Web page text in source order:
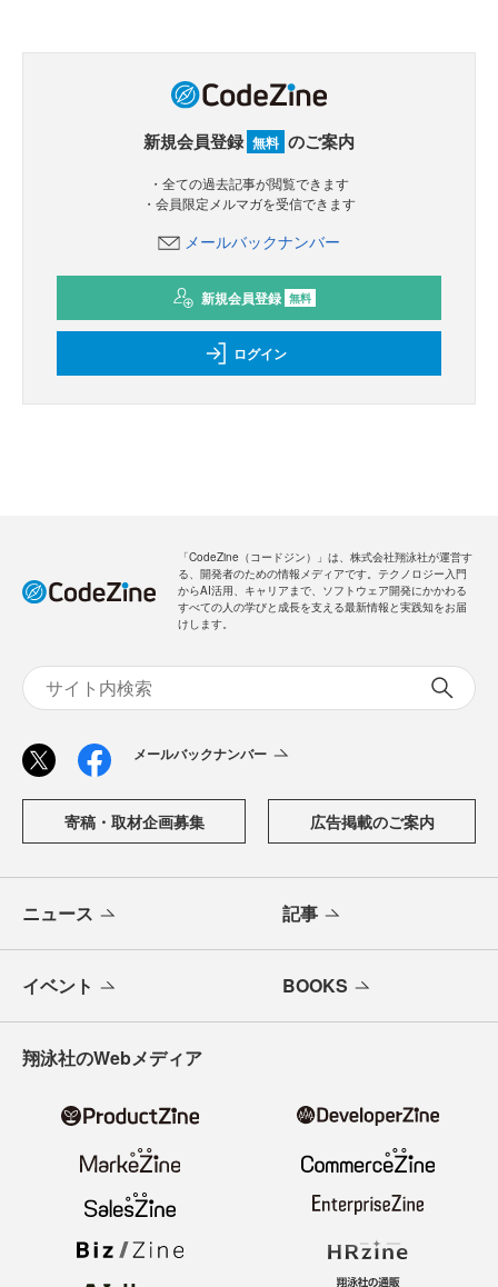
新規会員登録 無料 のご案内
・全ての過去記事が閲覧できます
・会員限定メルマガを受信できます
メールバックナンバー
新規会員登録 無料
ログイン
「CodeZine（コードジン）」は、株式会社翔泳社が運営す
る、開発者のための情報メディアです。テクノロジー入門
からAI活用、キャリアまで、ソフトウェア開発にかかわる
すべての人の学びと成長を支える最新情報と実践知をお届
けします。
メールバックナンバー
寄稿・取材企画募集 広告掲載のご案内
ニュース 記事
イベント BOOKS
翔泳社のWebメディア